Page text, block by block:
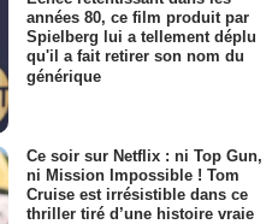
années 80, ce film produit par
Spielberg lui a tellement déplu
qu'il a fait retirer son nom du
générique
Ce soir sur Netflix : ni Top Gun,
ni Mission Impossible ! Tom
Cruise est irrésistible dans ce
thriller tiré d’une histoire vraie